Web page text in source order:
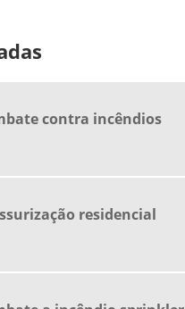
contra incêndios
residencial